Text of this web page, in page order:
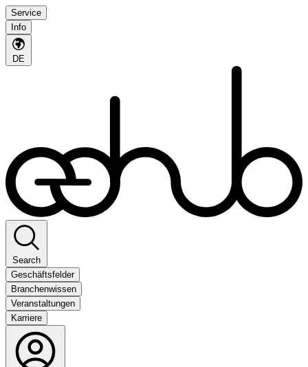
Service
Info
DE
Search
Geschäftsfelder
Branchenwissen
Veranstaltungen
Karriere